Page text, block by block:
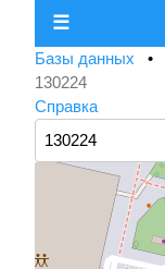
☰
Базы данных •
130224
Справка